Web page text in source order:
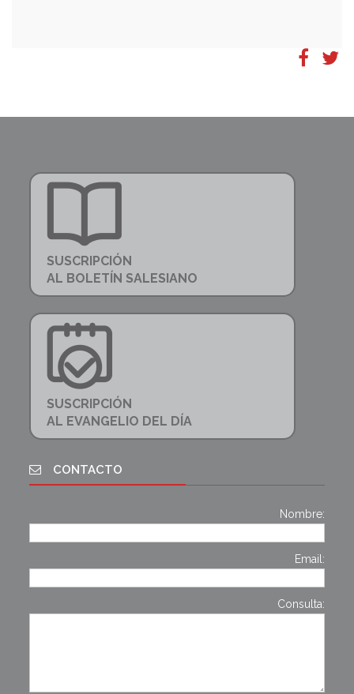
SUSCRIPCIÓN
AL BOLETÍN SALESIANO
SUSCRIPCIÓN
AL EVANGELIO DEL DÍA
CONTACTO
Nombre:
Email:
Consulta: